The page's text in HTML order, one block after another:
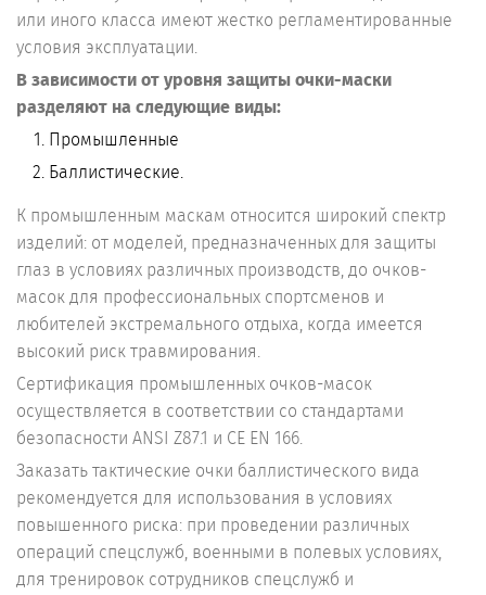
или иного класса имеют жестко регламентированные
условия эксплуатации.
В зависимости от уровня защиты очки-маски
разделяют на следующие виды:
Промышленные
Баллистические.
К промышленным маскам относится широкий спектр
изделий: от моделей, предназначенных для защиты
глаз в условиях различных производств, до очков-
масок для профессиональных спортсменов и
любителей экстремального отдыха, когда имеется
высокий риск травмирования.
Сертификация промышленных очков-масок
осуществляется в соответствии со стандартами
безопасности ANSI Z87.1 и CE EN 166.
Заказать тактические очки баллистического вида
рекомендуется для использования в условиях
повышенного риска: при проведении различных
операций спецслужб, военными в полевых условиях,
для тренировок сотрудников спецслужб и